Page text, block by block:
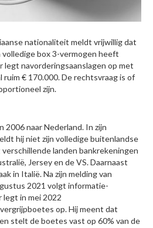
nationaliteit meldt vrijwillig dat
box 3-vermogen heeft
legt navorderingsaanslagen op met
€ 170.000. De rechtsvraag is of
zijn.
naar Nederland. In zijn
hij niet zijn volledige buitenlandse
landen bankrekeningen
Jersey en de VS. Daarnaast
in Italië. Na zijn melding van
2021 volgt informatie-
in mei 2022
op. Hij meent dat
stelt de boetes vast op 60% van de